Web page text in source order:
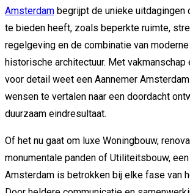
Amsterdam begrijpt de unieke uitdagingen
te bieden heeft, zoals beperkte ruimte,
regelgeving en de combinatie van
historische architectuur. Met vakmanschap
voor detail weet een Aannemer
wensen te vertalen naar een doordacht
duurzaam eindresultaat.
Of het nu gaat om luxe Woningbouw,
monumentale panden of Utiliteitsbouw,
Amsterdam is betrokken bij elke fase van